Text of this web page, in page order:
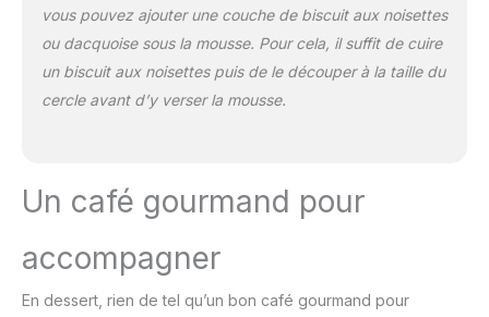
vous pouvez ajouter une couche de biscuit aux noisettes
ou dacquoise sous la mousse. Pour cela, il suffit de cuire
un biscuit aux noisettes puis de le découper à la taille du
cercle avant d’y verser la mousse.
Un café gourmand pour
accompagner
En dessert, rien de tel qu’un bon café gourmand pour